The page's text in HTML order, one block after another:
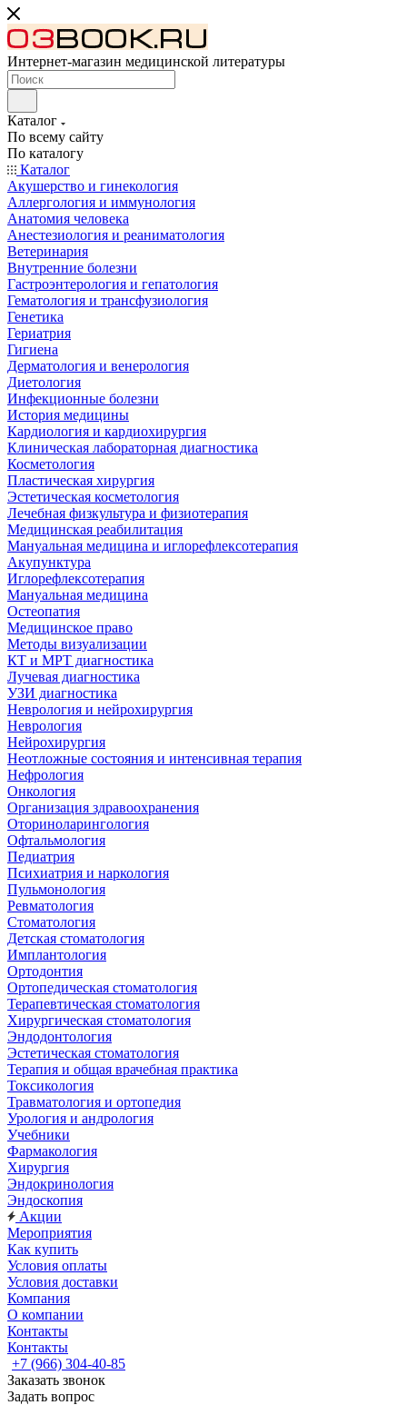
Интернет-магазин медицинской литературы
Каталог
По всему сайту
По каталогу
Каталог
Акушерство и гинекология
Аллергология и иммунология
Анатомия человека
Анестезиология и реаниматология
Ветеринария
Внутренние болезни
Гастроэнтерология и гепатология
Гематология и трансфузиология
Генетика
Гериатрия
Гигиена
Дерматология и венерология
Диетология
Инфекционные болезни
История медицины
Кардиология и кардиохирургия
Клиническая лабораторная диагностика
Косметология
Пластическая хирургия
Эстетическая косметология
Лечебная физкультура и физиотерапия
Медицинская реабилитация
Мануальная медицина и иглорефлексотерапия
Акупунктура
Иглорефлексотерапия
Мануальная медицина
Остеопатия
Медицинское право
Методы визуализации
КТ и МРТ диагностика
Лучевая диагностика
УЗИ диагностика
Неврология и нейрохирургия
Неврология
Нейрохирургия
Неотложные состояния и интенсивная терапия
Нефрология
Онкология
Организация здравоохранения
Оториноларингология
Офтальмология
Педиатрия
Психиатрия и наркология
Пульмонология
Ревматология
Стоматология
Детская стоматология
Имплантология
Ортодонтия
Ортопедическая стоматология
Терапевтическая стоматология
Хирургическая стоматология
Эндодонтология
Эстетическая стоматология
Терапия и общая врачебная практика
Токсикология
Травматология и ортопедия
Урология и андрология
Учебники
Фармакология
Хирургия
Эндокринология
Эндоскопия
Акции
Мероприятия
Как купить
Условия оплаты
Условия доставки
Компания
О компании
Контакты
Контакты
+7 (966) 304-40-85
Заказать звонок
Задать вопрос